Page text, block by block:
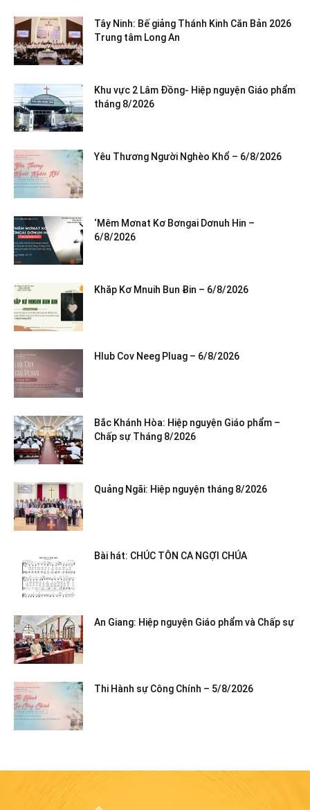
Tây Ninh: Bế giảng Thánh Kinh Căn Bản 2026
Trung tâm Long An
Khu vực 2 Lâm Đồng- Hiệp nguyện Giáo phẩm
tháng 8/2026
Yêu Thương Người Nghèo Khổ – 6/8/2026
‘Mêm Mơnat Kơ Bơngai Dơnuh Hin –
6/8/2026
Khăp Kơ Mnuih Bun Ƀin – 6/8/2026
Hlub Cov Neeg Pluag – 6/8/2026
Bắc Khánh Hòa: Hiệp nguyện Giáo phẩm –
Chấp sự Tháng 8/2026
Quảng Ngãi: Hiệp nguyện tháng 8/2026
Bài hát: CHÚC TÔN CA NGỢI CHÚA
An Giang: Hiệp nguyện Giáo phẩm và Chấp sự
Thi Hành sự Công Chính – 5/8/2026